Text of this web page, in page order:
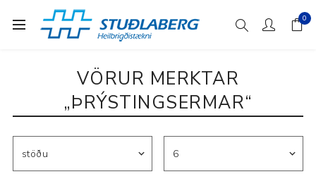
0
VÖRUR MERKTAR
„ÞRÝSTINGSERMAR“